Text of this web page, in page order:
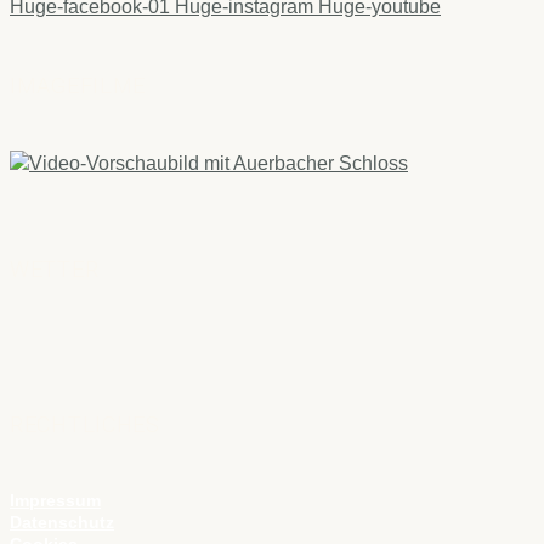
Huge-facebook-01 Huge-instagram Huge-youtube